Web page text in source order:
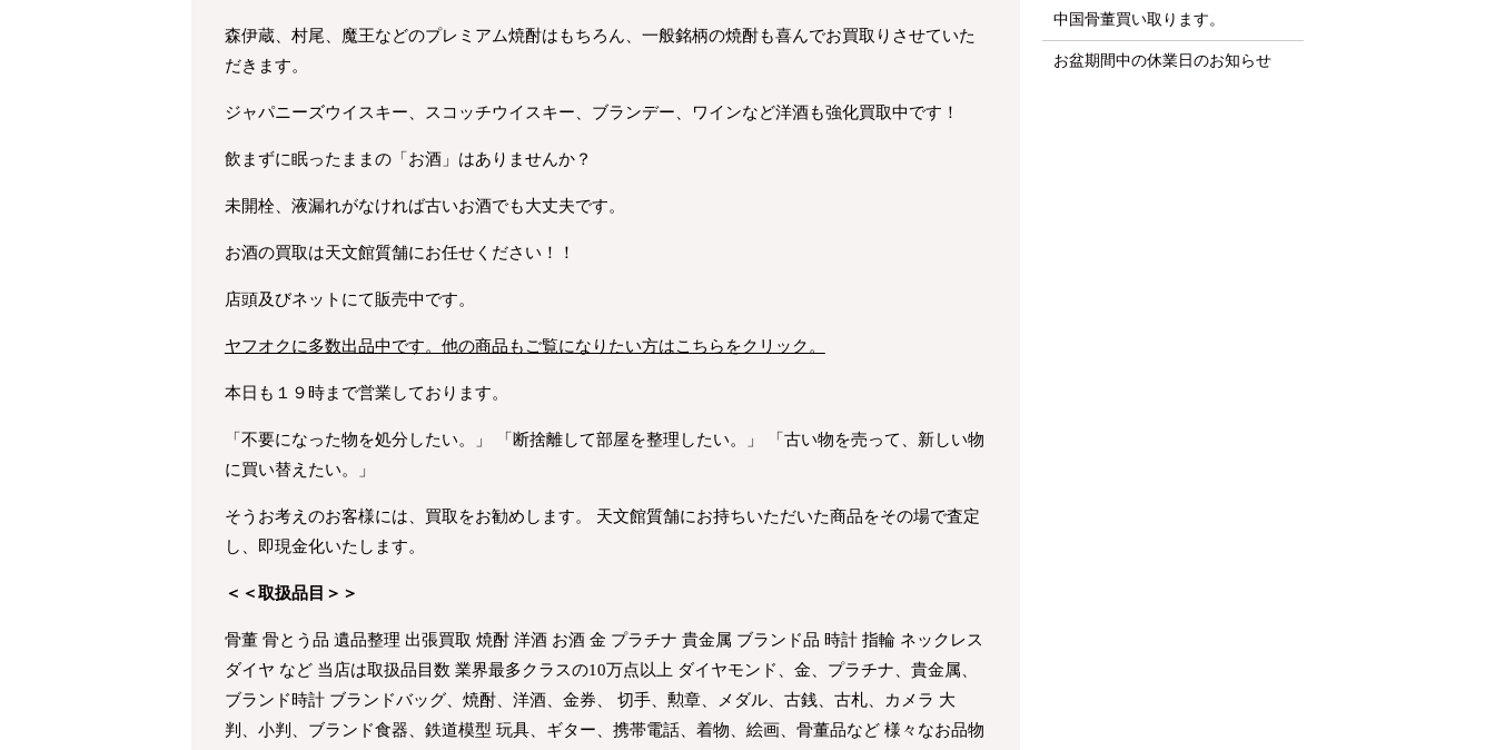
森伊蔵、村尾、魔王などのプレミアム焼酎はもちろん、一般銘柄の焼酎も喜んでお買取りさせていた
だきます。
ジャパニーズウイスキー、スコッチウイスキー、ブランデー、ワインなど洋酒も強化買取中です！
飲まずに眠ったままの「お酒」はありませんか？
未開栓、液漏れがなければ古いお酒でも大丈夫です。
お酒の買取は天文館質舗にお任せください！！
店頭及びネットにて販売中です。
ヤフオクに多数出品中です。他の商品もご覧になりたい方はこちらをクリック。
本日も１９時まで営業しております。
「不要になった物を処分したい。」 「断捨離して部屋を整理したい。」 「古い物を売って、新しい物
に買い替えたい。」
そうお考えのお客様には、買取をお勧めします。 天文館質舗にお持ちいただいた商品をその場で査定
し、即現金化いたします。
＜＜取扱品目＞＞
骨董 骨とう品 遺品整理 出張買取 焼酎 洋酒 お酒 金 プラチナ 貴金属 ブランド品 時計 指輪 ネックレス
ダイヤ など 当店は取扱品目数 業界最多クラスの10万点以上 ダイヤモンド、金、プラチナ、貴金属、
ブランド時計 ブランドバッグ、焼酎、洋酒、金券、 切手、勲章、メダル、古銭、古札、カメラ 大
判、小判、ブランド食器、鉄道模型 玩具、ギター、携帯電話、着物、絵画、骨董品など 様々なお品物
中国骨董買い取ります。
お盆期間中の休業日のお知らせ